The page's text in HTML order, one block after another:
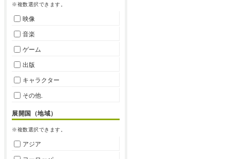
※複数選択できます。
映像
音楽
ゲーム
出版
キャラクター
その他.
展開国（地域）
※複数選択できます。
アジア